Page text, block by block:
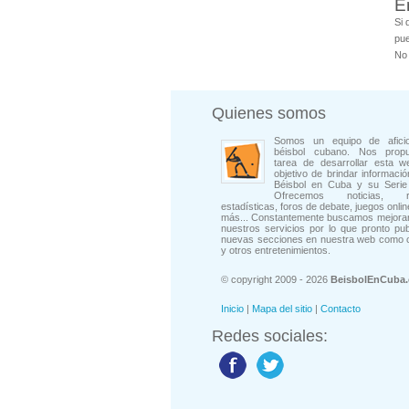
Si
Quienes somos
Somos un equipo de
béisbol cubano. Nos
tarea de desarrollar esta
objetivo de brindar
Béisbol en Cuba y su Serie
Ofrecemos noticias,
estadísticas, foros de debate, juegos
más... Constantemente buscamos
nuestros servicios por lo que pronto
nuevas secciones en nuestra web como
y otros entretenimientos.
© copyright 2009 - 2026
Inicio | Mapa del sitio | Contacto
Redes sociales: